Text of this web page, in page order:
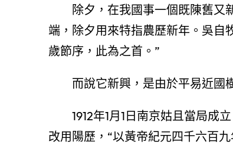
除夕，在我國事一個既陳舊又
端，除夕用來特指農歷新年。吳自
歲節序，此為之首。”
而說它新興，是由於平易近國
1912年1月1日南京姑且當局成
改用陽歷，“以黃帝紀元四千六百